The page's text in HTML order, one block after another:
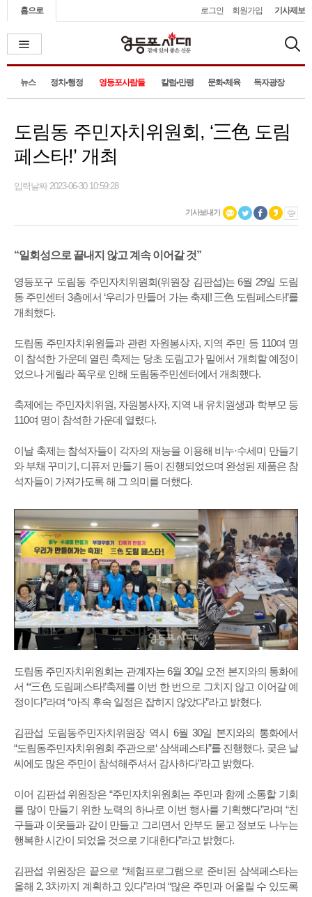
홈으로 로그인 회원가입 기사제보
뉴스 정치•행정 영등포사람들 칼럼•만평 문화•체육 독자광장
도림동 주민자치위원회, ‘三色 도림
페스타!’ 개최
입력날짜 2023-06-30 10:59:28
기사보내기
“일회성으로 끝내지 않고 계속 이어갈 것”
영등포구 도림동 주민자치위원회(위원장 김판섭)는 6월 29일 도림
동 주민센터 3층에서 ‘우리가 만들어 가는 축제! 三色 도림페스타!’를
개최했다.
도림동 주민자치위원들과 관련 자원봉사자, 지역 주민 등 110여 명
이 참석한 가운데 열린 축제는 당초 도림고가 밑에서 개회할 예정이
었으나 게릴라 폭우로 인해 도림동주민센터에서 개최했다.
축제에는 주민자치위원, 자원봉사자, 지역 내 유치원생과 학부모 등
110여 명이 참석한 가운데 열렸다.
이날 축제는 참석자들이 각자의 재능을 이용해 비누·수세미 만들기
와 부채 꾸미기, 디퓨저 만들기 등이 진행되었으며 완성된 제품은 참
석자들이 가져가도록 해 그 의미를 더했다.
도림동 주민자치위원회는 관계자는 6월 30일 오전 본지와의 통화에
서 “‘三色 도림페스타!’축제를 이번 한 번으로 그치지 않고 이어갈 예
정이다”라며 “아직 후속 일정은 잡히지 않았다”라고 밝혔다.
김판섭 도림동주민자치위원장 역시 6월 30일 본지와의 통화에서
“도림동주민자치위원회 주관으로‘ 삼색페스타”를 진행했다. 궂은 날
씨에도 많은 주민이 참석해주셔서 감사하다”라고 밝혔다.
이어 김판섭 위원장은 “주민자치위원회는 주민과 함께 소통할 기회
를 많이 만들기 위한 노력의 하나로 이번 행사를 기획했다”라며 “친
구들과 이웃들과 같이 만들고 그리면서 안부도 묻고 정보도 나누는
행복한 시간이 되었을 것으로 기대한다”라고 밝혔다.
김판섭 위원장은 끝으로 “체험프로그램으로 준비된 삼색페스타는
올해 2, 3차까지 계획하고 있다”라며 “많은 주민과 어울릴 수 있도록